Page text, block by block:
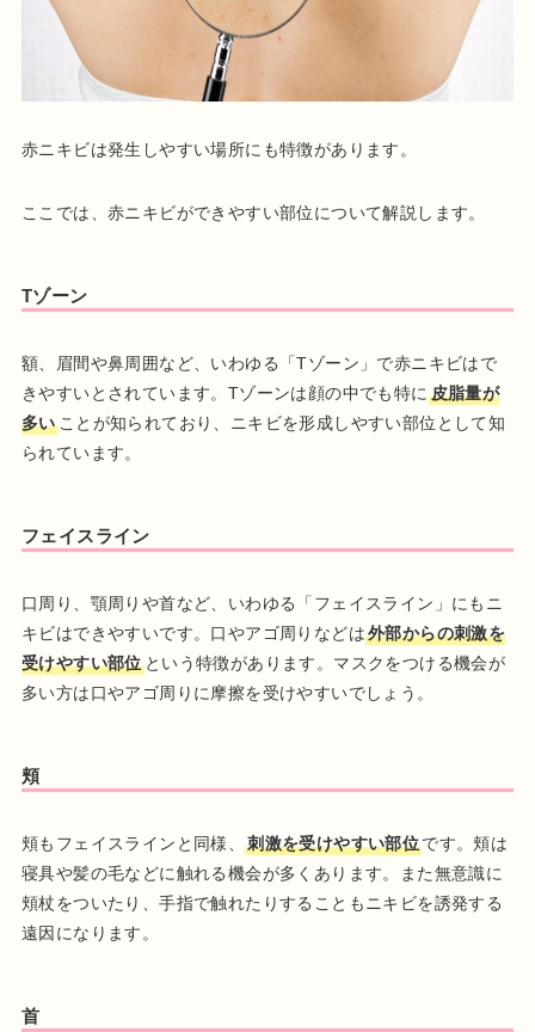
赤ニキビは発生しやすい場所にも特徴があります。
ここでは、赤ニキビができやすい部位について解説します。
Tゾーン
額、眉間や鼻周囲など、いわゆる「Tゾーン」で赤ニキビはで
きやすいとされています。Tゾーンは顔の中でも特に 皮脂量が
多いことが知られており、ニキビを形成しやすい部位として知
られています。
フェイスライン
口周り、顎周りや首など、いわゆる「フェイスライン」にもニ
キビはできやすいです。口やアゴ周りなどは外部からの刺激を
受けやすい部位という特徴があります。マスクをつける機会が
多い方は口やアゴ周りに摩擦を受けやすいでしょう。
頬
頬もフェイスラインと同様、刺激を受けやすい部位です。頬は
寝具や髪の毛などに触れる機会が多くあります。また無意識に
頬杖をついたり、手指で触れたりすることもニキビを誘発する
遠因になります。
首